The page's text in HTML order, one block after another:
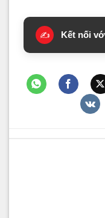
✍️ Kết nối